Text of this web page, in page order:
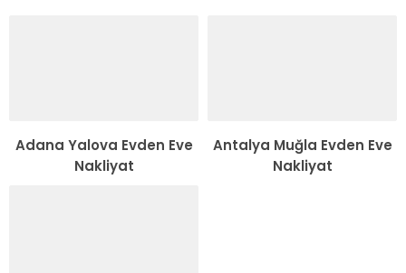
Adana Yalova Evden Eve
Nakliyat
Antalya Muğla Evden Eve
Nakliyat